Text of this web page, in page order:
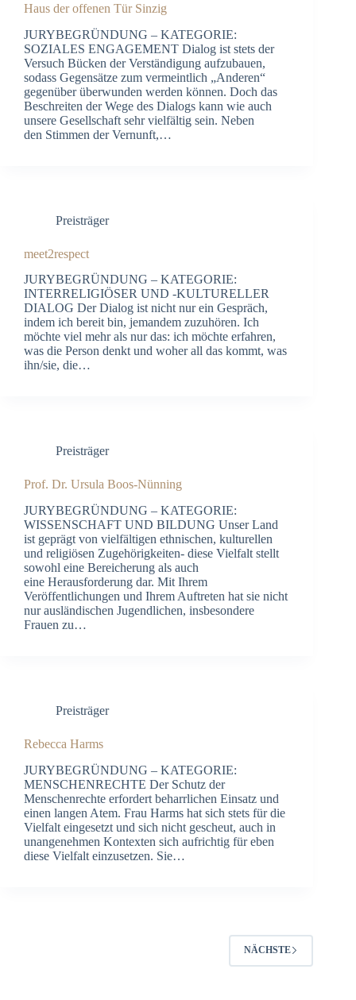
Haus der offenen Tür Sinzig
JURYBEGRÜNDUNG – KATEGORIE:
SOZIALES ENGAGEMENT Dialog ist stets der
Versuch Bücken der Verständigung aufzubauen,
sodass Gegensätze zum vermeintlich „Anderen“
gegenüber überwunden werden können. Doch das
Beschreiten der Wege des Dialogs kann wie auch
unsere Gesellschaft sehr vielfältig sein. Neben
den Stimmen der Vernunft,…
Preisträger
meet2respect
JURYBEGRÜNDUNG – KATEGORIE:
INTERRELIGIÖSER UND -KULTURELLER
DIALOG Der Dialog ist nicht nur ein Gespräch,
indem ich bereit bin, jemandem zuzuhören. Ich
möchte viel mehr als nur das: ich möchte erfahren,
was die Person denkt und woher all das kommt, was
ihn/sie, die…
Preisträger
Prof. Dr. Ursula Boos-Nünning
JURYBEGRÜNDUNG – KATEGORIE:
WISSENSCHAFT UND BILDUNG Unser Land
ist geprägt von vielfältigen ethnischen, kulturellen
und religiösen Zugehörigkeiten- diese Vielfalt stellt
sowohl eine Bereicherung als auch
eine Herausforderung dar. Mit Ihrem
Veröffentlichungen und Ihrem Auftreten hat sie nicht
nur ausländischen Jugendlichen, insbesondere
Frauen zu…
Preisträger
Rebecca Harms
JURYBEGRÜNDUNG – KATEGORIE:
MENSCHENRECHTE Der Schutz der
Menschenrechte erfordert beharrlichen Einsatz und
einen langen Atem. Frau Harms hat sich stets für die
Vielfalt eingesetzt und sich nicht gescheut, auch in
unangenehmen Kontexten sich aufrichtig für eben
diese Vielfalt einzusetzen. Sie…
NÄCHSTE